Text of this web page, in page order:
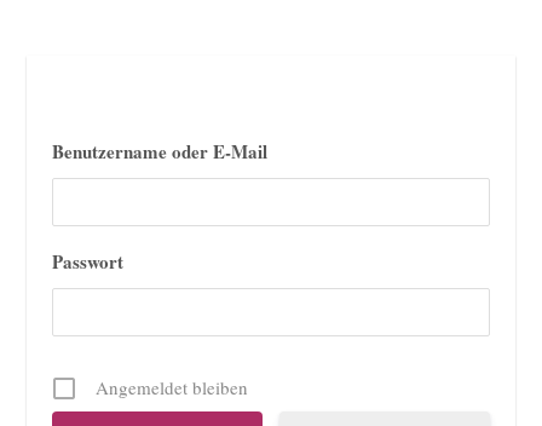
Benutzername oder E-Mail
Passwort
Angemeldet bleiben